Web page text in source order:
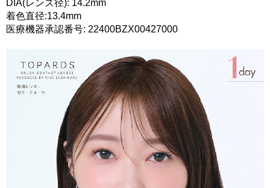
DIA(レンズ径): 14.2mm
着色直径:13.4mm
医療機器承認番号: 22400BZX00427000